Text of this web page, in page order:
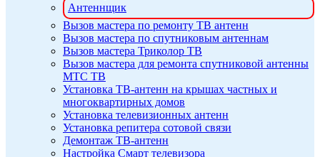
Антеннщик
Вызов мастера по ремонту ТВ антенн
Вызов мастера по спутниковым антеннам
Вызов мастера Триколор ТВ
Вызов мастера для ремонта спутниковой антенны
МТС ТВ
Установка ТВ-антенн на крышах частных и
многоквартирных домов
Установка телевизионных антенн
Установка репитера сотовой связи
Демонтаж ТВ-антенн
Настройка Смарт телевизора